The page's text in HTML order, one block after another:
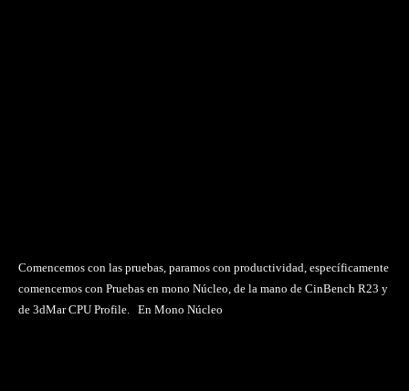
Comencemos con las pruebas, paramos con productividad, específicamente
comencemos con Pruebas en mono Núcleo, de la mano de CinBench R23 y
de 3dMar CPU Profile. En Mono Núcleo